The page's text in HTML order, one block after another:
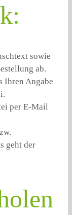
sowie
ab.
Angaben
per E-Mail
geht der